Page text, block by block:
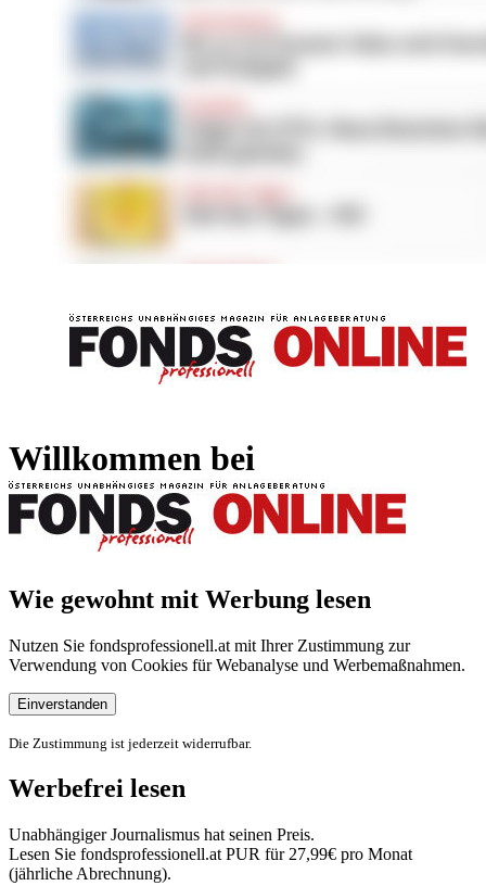
Willkommen bei
Wie gewohnt mit Werbung lesen
Nutzen Sie fondsprofessionell.at mit Ihrer Zustimmung zur
Verwendung von Cookies für Webanalyse und Werbemaßnahmen.
Einverstanden
Die Zustimmung ist jederzeit widerrufbar.
Werbefrei lesen
Unabhängiger Journalismus hat seinen Preis.
Lesen Sie fondsprofessionell.at PUR für 27,99€ pro Monat
(jährliche Abrechnung).